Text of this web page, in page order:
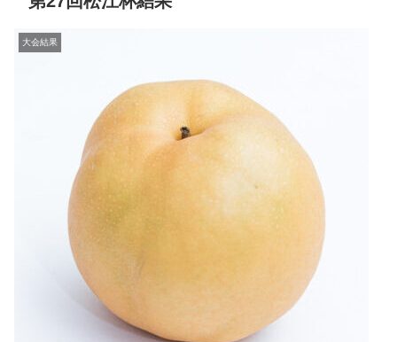
大会結果